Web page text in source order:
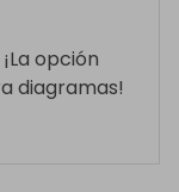
¡La opción
diagramas!